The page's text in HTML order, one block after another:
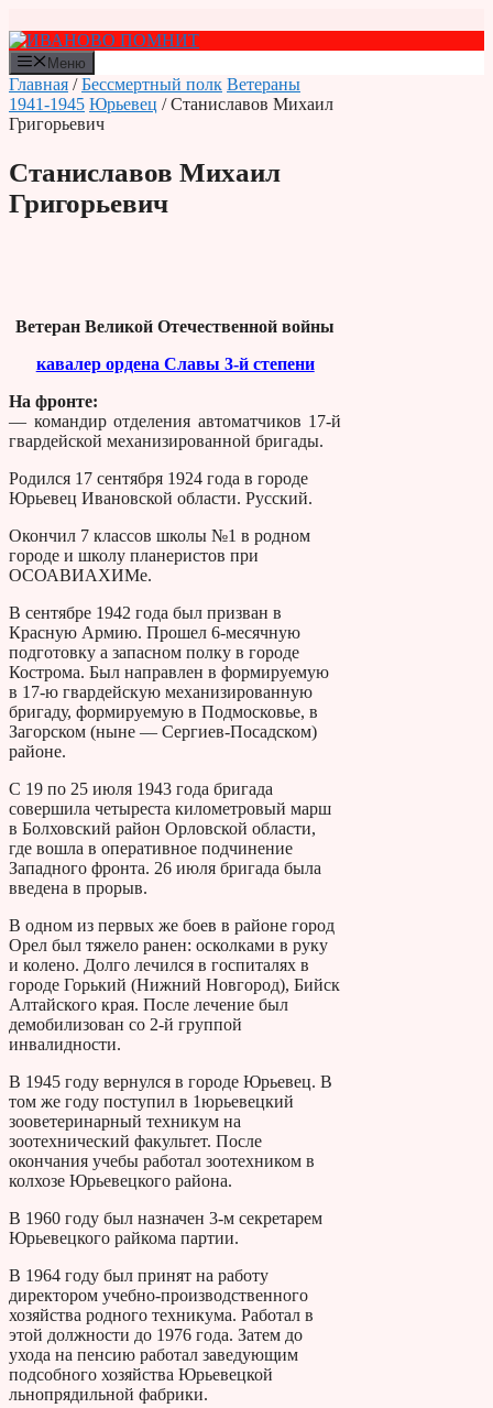
к
содержимому
Меню
Главная /Бессмертный полк Ветераны
1941-1945 Юрьевец / Станиславов Михаил
Григорьевич
Станиславов Михаил
Григорьевич
Ветеран Великой Отечественной войны
кавалер ордена Славы 3-й степени
На фронте:
— командир отделения автоматчиков 17-й
гвардейской механизированной бригады.
Родился 17 сентября 1924 года в городе
Юрьевец Ивановской области. Русский.
Окончил 7 классов школы №1 в родном
городе и школу планеристов при
ОСОАВИАХИМе.
В сентябре 1942 года был призван в
Красную Армию. Прошел 6-месячную
подготовку а запасном полку в городе
Кострома. Был направлен в формируемую
в 17-ю гвардейскую механизированную
бригаду, формируемую в Подмосковье, в
Загорском (ныне — Сергиев-Посадском)
районе.
С 19 по 25 июля 1943 года бригада
совершила четыреста километровый марш
в Болховский район Орловской области,
где вошла в оперативное подчинение
Западного фронта. 26 июля бригада была
введена в прорыв.
В одном из первых же боев в районе город
Орел был тяжело ранен: осколками в руку
и колено. Долго лечился в госпиталях в
городе Горький (Нижний Новгород), Бийск
Алтайского края. После лечение был
демобилизован со 2-й группой
инвалидности.
В 1945 году вернулся в городе Юрьевец. В
том же году поступил в 1юрьевецкий
зооветеринарный техникум на
зоотехнический факультет. После
окончания учебы работал зоотехником в
колхозе Юрьевецкого района.
В 1960 году был назначен 3-м секретарем
Юрьевецкого райкома партии.
В 1964 году был принят на работу
директором учебно-производственного
хозяйства родного техникума. Работал в
этой должности до 1976 года. Затем до
ухода на пенсию работал заведующим
подсобного хозяйства Юрьевецкой
льнопрядильной фабрики.